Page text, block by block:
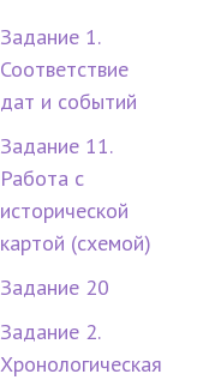
Задание 1.
Соответствие
дат и событий
Задание 11.
Работа с
исторической
картой (схемой)
Задание 20
Задание 2.
Хронологическая